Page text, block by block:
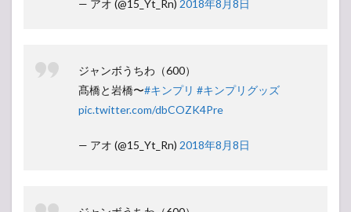
— アオ (@15_Yt_Rn) 2018年8月8日
ジャンボうちわ（600）
髙橋と岩橋〜#キンプリ #キンプリグッズ
pic.twitter.com/dbCOZK4Pre
— アオ (@15_Yt_Rn) 2018年8月8日